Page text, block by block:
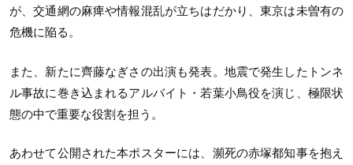
が、交通網の麻痺や情報混乱が立ちはだかり、東京は未曽有の
危機に陥る。
また、新たに齊藤なぎさの出演も発表。地震で発生したトンネ
ル事故に巻き込まれるアルバイト・若葉小鳥役を演じ、極限状
態の中で重要な役割を担う。
あわせて公開された本ポスターには、瀕死の赤塚都知事を抱え